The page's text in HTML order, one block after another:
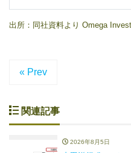
出所：同社資料より Omega
« Prev
関連記事
2026年8月5日